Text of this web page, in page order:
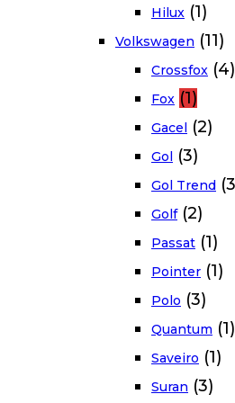
Hilux (1)
Volkswagen (11)
Crossfox (4)
Fox (1)
Gacel (2)
Gol (3)
Gol Trend
Golf (2)
Passat (1)
Pointer (1)
Polo (3)
Quantum (1)
Saveiro (1)
Suran (3)